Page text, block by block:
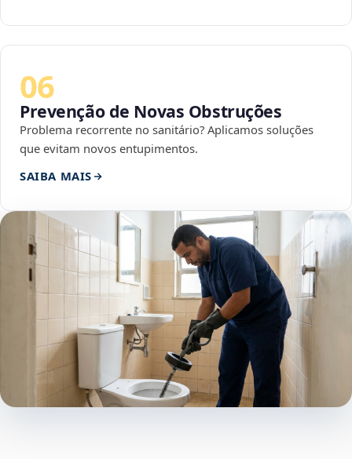
06
Prevenção de Novas Obstruções
Problema recorrente no sanitário? Aplicamos soluções
que evitam novos entupimentos.
SAIBA MAIS